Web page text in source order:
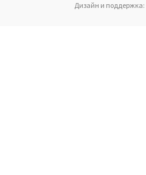
Дизайн и поддержка: